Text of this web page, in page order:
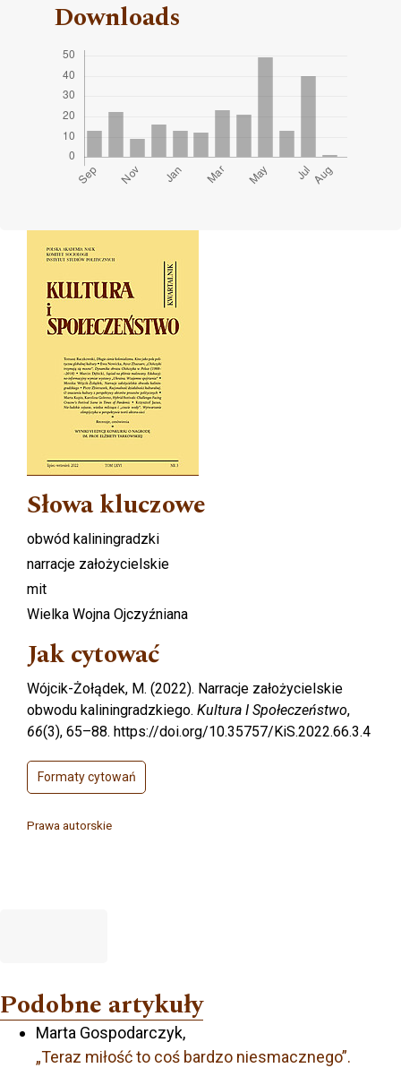
Downloads
Cover image
Słowa kluczowe
obwód kaliningradzki
narracje założycielskie
mit
Wielka Wojna Ojczyźniana
Jak cytować
Wójcik-Żołądek, M. (2022). Narracje założycielskie
obwodu kaliningradzkiego. Kultura I Społeczeństwo,
66(3), 65–88. https://doi.org/10.35757/KiS.2022.66.3.4
Formaty cytowań
Prawa autorskie
Podobne artykuły
Marta Gospodarczyk,
„Teraz miłość to coś bardzo niesmacznego”.